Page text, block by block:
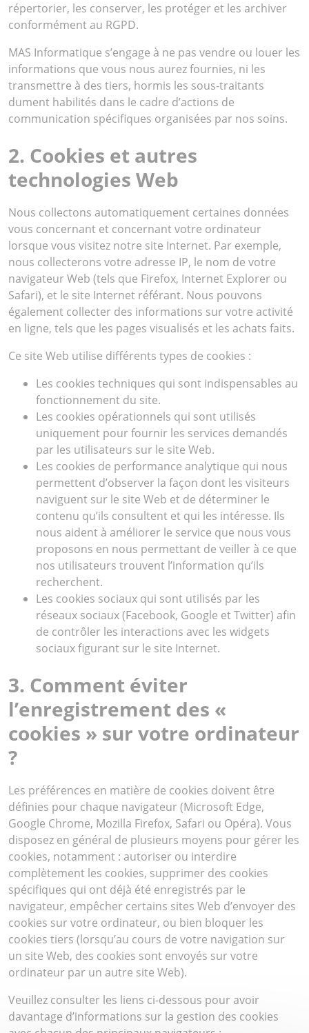
répertorier, les conserver, les protéger et les archiver
conformément au RGPD.
MAS Informatique s’engage à ne pas vendre ou louer les
informations que vous nous aurez fournies, ni les
transmettre à des tiers, hormis les sous-traitants
dument habilités dans le cadre d’actions de
communication spécifiques organisées par nos soins.
2. Cookies et autres
technologies Web
Nous collectons automatiquement certaines données
vous concernant et concernant votre ordinateur
lorsque vous visitez notre site Internet. Par exemple,
nous collecterons votre adresse IP, le nom de votre
navigateur Web (tels que Firefox, Internet Explorer ou
Safari), et le site Internet référant. Nous pouvons
également collecter des informations sur votre activité
en ligne, tels que les pages visualisés et les achats faits.
Ce site Web utilise différents types de cookies :
Les cookies techniques qui sont indispensables au
fonctionnement du site.
Les cookies opérationnels qui sont utilisés
uniquement pour fournir les services demandés
par les utilisateurs sur le site Web.
Les cookies de performance analytique qui nous
permettent d’observer la façon dont les visiteurs
naviguent sur le site Web et de déterminer le
contenu qu’ils consultent et qui les intéresse. Ils
nous aident à améliorer le service que nous vous
proposons en nous permettant de veiller à ce que
nos utilisateurs trouvent l’information qu’ils
recherchent.
Les cookies sociaux qui sont utilisés par les
réseaux sociaux (Facebook, Google et Twitter) afin
de contrôler les interactions avec les widgets
sociaux figurant sur le site Internet.
3. Comment éviter
l’enregistrement des «
cookies » sur votre ordinateur
?
Les préférences en matière de cookies doivent être
définies pour chaque navigateur (Microsoft Edge,
Google Chrome, Mozilla Firefox, Safari ou Opéra). Vous
disposez en général de plusieurs moyens pour gérer les
cookies, notamment : autoriser ou interdire
complètement les cookies, supprimer des cookies
spécifiques qui ont déjà été enregistrés par le
navigateur, empêcher certains sites Web d’envoyer des
cookies sur votre ordinateur, ou bien bloquer les
cookies tiers (lorsqu’au cours de votre navigation sur
un site Web, des cookies sont envoyés sur votre
ordinateur par un autre site Web).
Veuillez consulter les liens ci-dessous pour avoir
davantage d’informations sur la gestion des cookies